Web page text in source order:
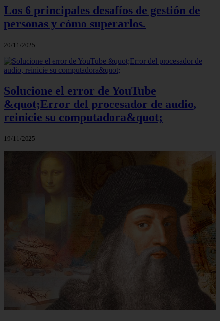
Los 6 principales desafíos de gestión de
personas y cómo superarlos.
20/11/2025
Solucione el error de YouTube
&quot;Error del procesador de audio,
reinicie su computadora&quot;
19/11/2025